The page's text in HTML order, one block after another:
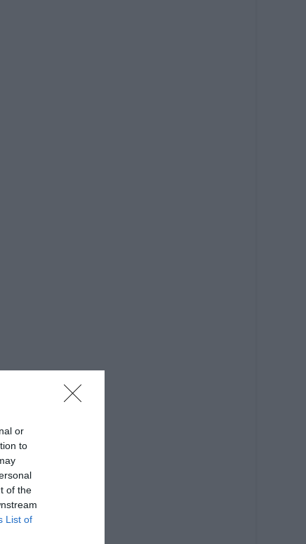
or
to
of the
List of